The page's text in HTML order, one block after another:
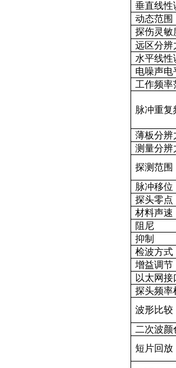
垂直线性
动态范围
探伤灵敏
远区分辨
水平线性
电噪声电
工作频率
脉冲重复
薄板分辨
测量分辨
探测范围
脉冲移位
探头零点
材料声速
阻尼
抑制
检波方式
增益调节
以太网接
探头频率
波形比较
二次波颜
短片回放